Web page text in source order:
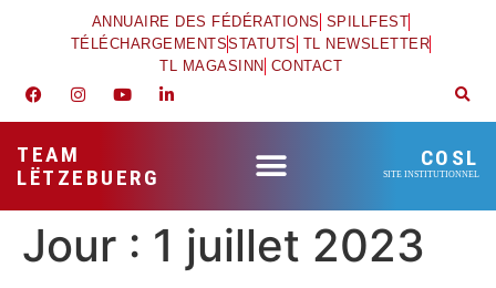
ANNUAIRE DES FÉDÉRATIONS SPILLFEST
TÉLÉCHARGEMENTSSTATUTS TL NEWSLETTER
TL MAGASINN CONTACT
TEAM
LËTZEBUERG
COSL
SITE INSTITUTIONNEL
Jour : 1 juillet 2023